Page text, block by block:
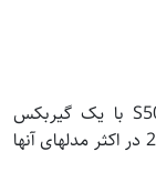
فقط یک سال بعد ، مرسدس با S730 و S500 با یک گیربکس
اتوماتیک 7 سرعته حرکت کرد و پس از سال 2007 در اکثر مدلهای آنها